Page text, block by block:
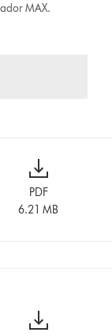
MAX.
PDF
6.21 MB